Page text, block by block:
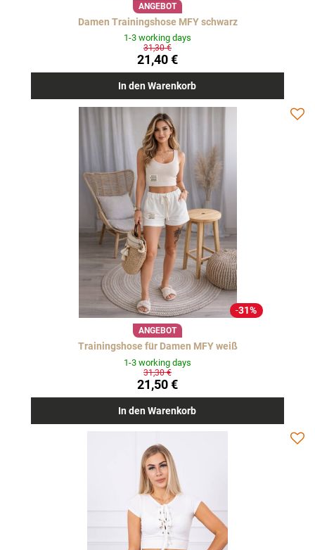
ANGEBOT
Damen Trainingshose MFY schwarz
1-3 working days
21,40 €
31,30 €
In den Warenkorb
31%
ANGEBOT
Trainingshose für Damen MFY weiß
1-3 working days
21,50 €
31,30 €
In den Warenkorb